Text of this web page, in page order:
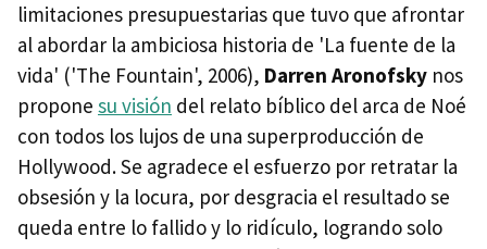
limitaciones presupuestarias que tuvo que afrontar
al abordar la ambiciosa historia de 'La fuente de la
vida' ('The Fountain', 2006), Darren Aronofsky nos
propone su visión del relato bíblico del arca de Noé
con todos los lujos de una superproducción de
Hollywood. Se agradece el esfuerzo por retratar la
obsesión y la locura, por desgracia el resultado se
queda entre lo fallido y lo ridículo, logrando solo